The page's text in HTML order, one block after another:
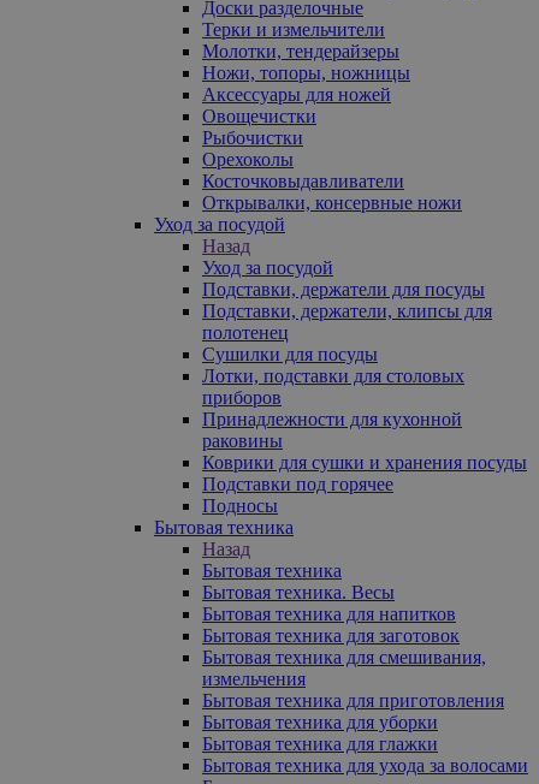
Доски разделочные
Терки и измельчители
Молотки, тендерайзеры
Ножи, топоры, ножницы
Аксессуары для ножей
Овощечистки
Рыбочистки
Орехоколы
Косточковыдавливатели
Открывалки, консервные ножи
Уход за посудой
Назад
Уход за посудой
Подставки, держатели для посуды
Подставки, держатели, клипсы для
полотенец
Сушилки для посуды
Лотки, подставки для столовых
приборов
Принадлежности для кухонной
раковины
Коврики для сушки и хранения посуды
Подставки под горячее
Подносы
Бытовая техника
Назад
Бытовая техника
Бытовая техника. Весы
Бытовая техника для напитков
Бытовая техника для заготовок
Бытовая техника для смешивания,
измельчения
Бытовая техника для приготовления
Бытовая техника для уборки
Бытовая техника для глажки
Бытовая техника для ухода за волосами